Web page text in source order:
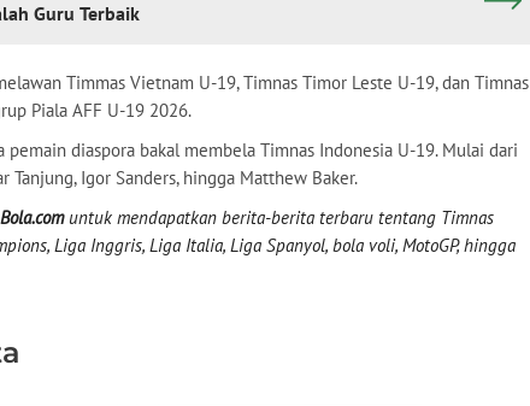
Guru Terbaik
Timmas Vietnam U-19, Timnas Timor Leste U-19, dan Timnas
Piala AFF U-19 2026.
pemain diaspora bakal membela Timnas Indonesia U-19. Mulai dari
Tanjung, Igor Sanders, hingga Matthew Baker.
untuk mendapatkan berita-berita terbaru tentang Timnas
Liga Inggris, Liga Italia, Liga Spanyol, bola voli, MotoGP, hingga